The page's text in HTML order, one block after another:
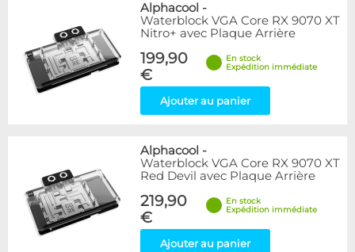
Alphacool -
Waterblock VGA Core RX 9070 XT
Nitro+ avec Plaque Arrière
199,90
€
En stock
Expédition immédiate
Ajouter au panier
Alphacool -
Waterblock VGA Core RX 9070 XT
Red Devil avec Plaque Arrière
219,90
€
En stock
Expédition immédiate
Ajouter au panier